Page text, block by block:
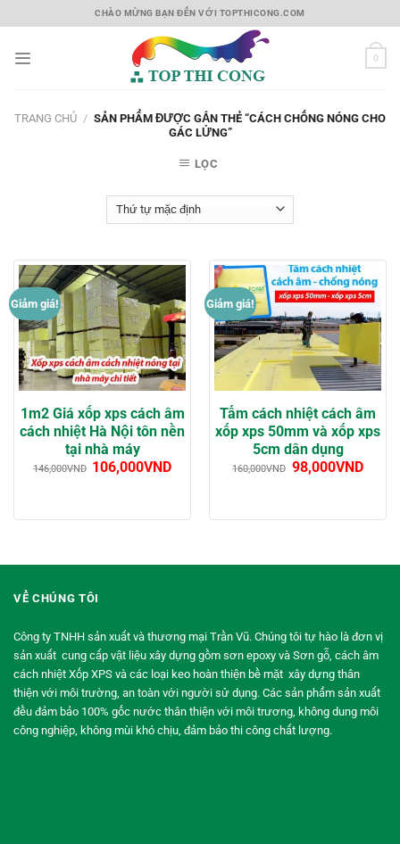
to
CHÀO MỪNG BẠN ĐẾN VỚI TOPTHICONG.COM
0
TRANG CHỦ / SẢN PHẨM ĐƯỢC GẮN THẺ “CÁCH CHỐNG NÓNG CHO
GÁC LỬNG”
LỌC
Giảm giá!
1m2 Giá xốp xps cách âm
cách nhiệt Hà Nội tôn nền
tại nhà máy
146,000VND 106,000VND
Giảm giá!
Tấm cách nhiệt cách âm
xốp xps 50mm và xốp xps
5cm dân dụng
160,000VND 98,000VND
VỀ CHÚNG TÔI
Công ty TNHH sản xuất và thương mại Trần Vũ. Chúng tôi tự hào là đơn vị
sản xuất cung cấp vật liệu xây dựng gồm sơn epoxy và Sơn gỗ, cách âm
cách nhiệt Xốp XPS và các loại keo hoàn thiện bề mặt xây dựng thân
thiện với môi trường, an toàn với người sử dụng. Các sản phẩm sản xuất
đều đảm bảo 100% gốc nước thân thiện với môi trương, không dung môi
công nghiệp, không mùi khó chịu, đảm bảo thi công chất lượng.